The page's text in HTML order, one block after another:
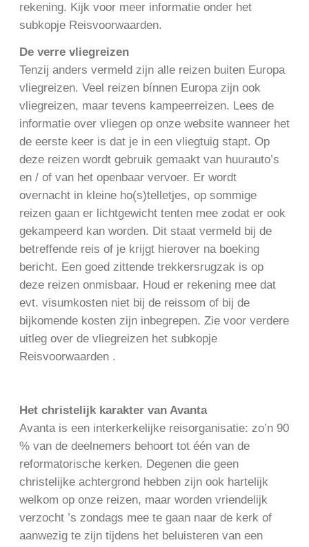
rekening. Kijk voor meer informatie onder het
subkopje Reisvoorwaarden.
De verre vliegreizen
Tenzij anders vermeld zijn alle reizen buiten Europa
vliegreizen. Veel reizen bínnen Europa zijn ook
vliegreizen, maar tevens kampeerreizen. Lees de
informatie over vliegen op onze website wanneer het
de eerste keer is dat je in een vliegtuig stapt. Op
deze reizen wordt gebruik gemaakt van huurauto’s
en / of van het openbaar vervoer. Er wordt
overnacht in kleine ho(s)telletjes, op sommige
reizen gaan er lichtgewicht tenten mee zodat er ook
gekampeerd kan worden. Dit staat vermeld bij de
betreffende reis of je krijgt hierover na boeking
bericht. Een goed zittende trekkersrugzak is op
deze reizen onmisbaar. Houd er rekening mee dat
evt. visumkosten niet bij de reissom of bij de
bijkomende kosten zijn inbegrepen. Zie voor verdere
uitleg over de vliegreizen het subkopje
Reisvoorwaarden .
Het christelijk karakter van Avanta
Avanta is een interkerkelijke reisorganisatie: zo’n 90
% van de deelnemers behoort tot één van de
reformatorische kerken. Degenen die geen
christelijke achtergrond hebben zijn ook hartelijk
welkom op onze reizen, maar worden vriendelijk
verzocht ’s zondags mee te gaan naar de kerk of
aanwezig te zijn tijdens het beluisteren van een